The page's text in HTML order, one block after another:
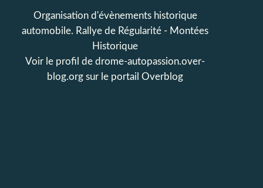
Organisation d'évènements historique
automobile. Rallye de Régularité - Montées
Historique
Voir le profil de drome-autopassion.over-
blog.org sur le portail Overblog